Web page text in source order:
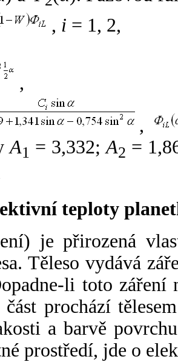
, i = 1, 2,
,
,
A1 = 3,332;A2 =
teploty
je přirozená
Těleso vydává
li toto záření
prochází
a barvě
prostředí, jde o